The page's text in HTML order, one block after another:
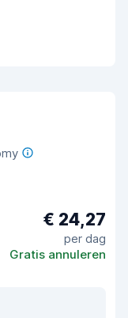
€ 24,27
per dag
Gratis annuleren